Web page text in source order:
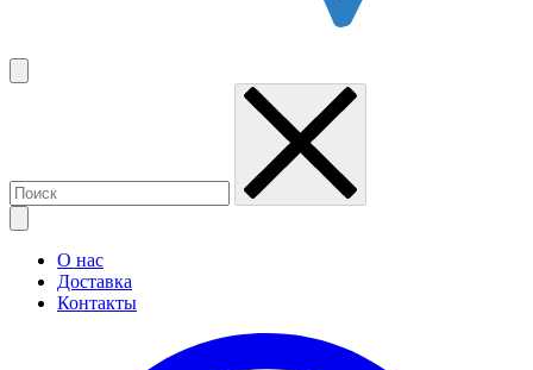
О нас
Доставка
Контакты